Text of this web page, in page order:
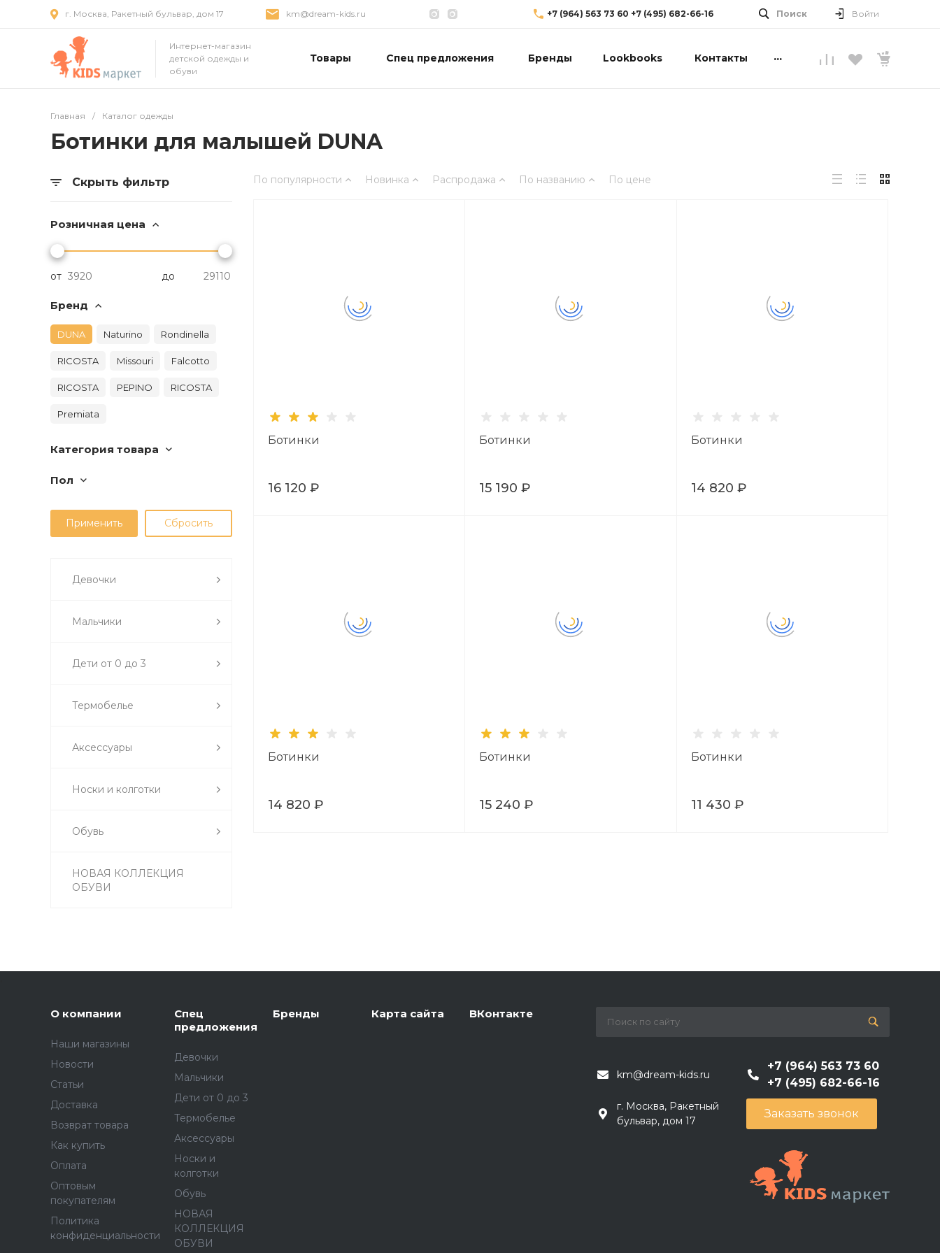
г. Москва, Ракетный бульвар, дом 17 km@dream-kids.ru +7 (964) 563 73 60 +7 (495) 682-66-16 Поиск Войти
Интернет-магазин
детской одежды и
обуви
Товары Спец предложения Бренды Lookbooks Контакты ...
Главная / Каталог одежды
Ботинки для малышей DUNA
Скрыть фильтр
Розничная цена
от до
Бренд
DUNA Naturino Rondinella
RICOSTA Missouri Falcotto
RICOSTA PEPINO RICOSTA
Premiata
Категория товара
Пол
Девочки
Мальчики
Дети от 0 до 3
Термобелье
Аксессуары
Носки и колготки
Обувь
НОВАЯ КОЛЛЕКЦИЯ
ОБУВИ
По популярности Новинка Распродажа По названию По цене
Ботинки
16 120 ₽
Ботинки
15 190 ₽
Ботинки
14 820 ₽
Ботинки
14 820 ₽
Ботинки
15 240 ₽
Ботинки
11 430 ₽
О компании
Наши магазины
Новости
Статьи
Доставка
Возврат товара
Как купить
Оплата
Оптовым
покупателям
Политика
конфиденциальности
Спец
предложения
Девочки
Мальчики
Дети от 0 до 3
Термобелье
Аксессуары
Носки и
колготки
Обувь
НОВАЯ
КОЛЛЕКЦИЯ
ОБУВИ
Бренды Карта сайта ВКонтакте
km@dream-kids.ru
+7 (964) 563 73 60
+7 (495) 682-66-16
г. Москва, Ракетный
бульвар, дом 17
Заказать звонок